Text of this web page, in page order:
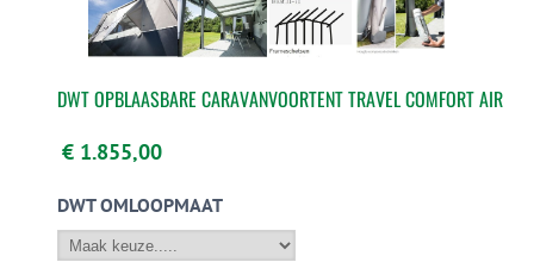
DWT OPBLAASBARE CARAVANVOORTENT TRAVEL COMFORT AIR
€ 1.855,00
DWT OMLOOPMAAT